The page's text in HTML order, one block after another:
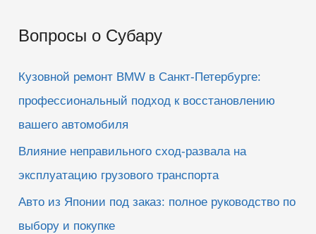
с
Вопросы о Субару
Кузовной ремонт BMW в Санкт-Петербурге:
профессиональный подход к восстановлению
вашего автомобиля
Влияние неправильного сход-развала на
эксплуатацию грузового транспорта
Авто из Японии под заказ: полное руководство по
выбору и покупке